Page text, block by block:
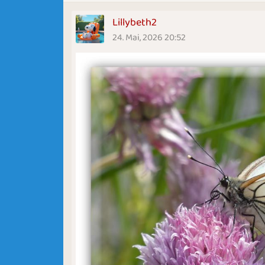
Lillybeth2
24. Mai, 2026 20:52